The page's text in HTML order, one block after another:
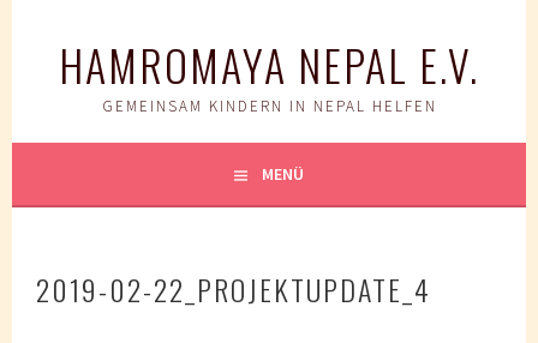
HAMROMAYA NEPAL E.V.
GEMEINSAM KINDERN IN NEPAL HELFEN
MENÜ
2019-02-22_PROJEKTUPDATE_4